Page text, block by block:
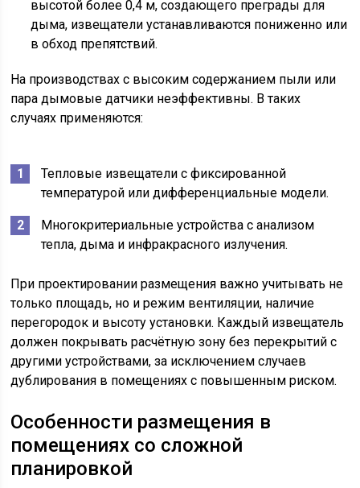
высотой более 0,4 м, создающего преграды для
дыма, извещатели устанавливаются пониженно или
в обход препятствий.
На производствах с высоким содержанием пыли или
пара дымовые датчики неэффективны. В таких
случаях применяются:
Тепловые извещатели с фиксированной
температурой или дифференциальные модели.
Многокритериальные устройства с анализом
тепла, дыма и инфракрасного излучения.
При проектировании размещения важно учитывать не
только площадь, но и режим вентиляции, наличие
перегородок и высоту установки. Каждый извещатель
должен покрывать расчётную зону без перекрытий с
другими устройствами, за исключением случаев
дублирования в помещениях с повышенным риском.
Особенности размещения в
помещениях со сложной
планировкой